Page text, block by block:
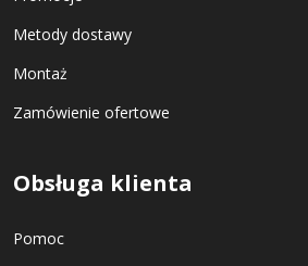
Metody dostawy
Montaż
Zamówienie ofertowe
Obsługa klienta
Pomoc